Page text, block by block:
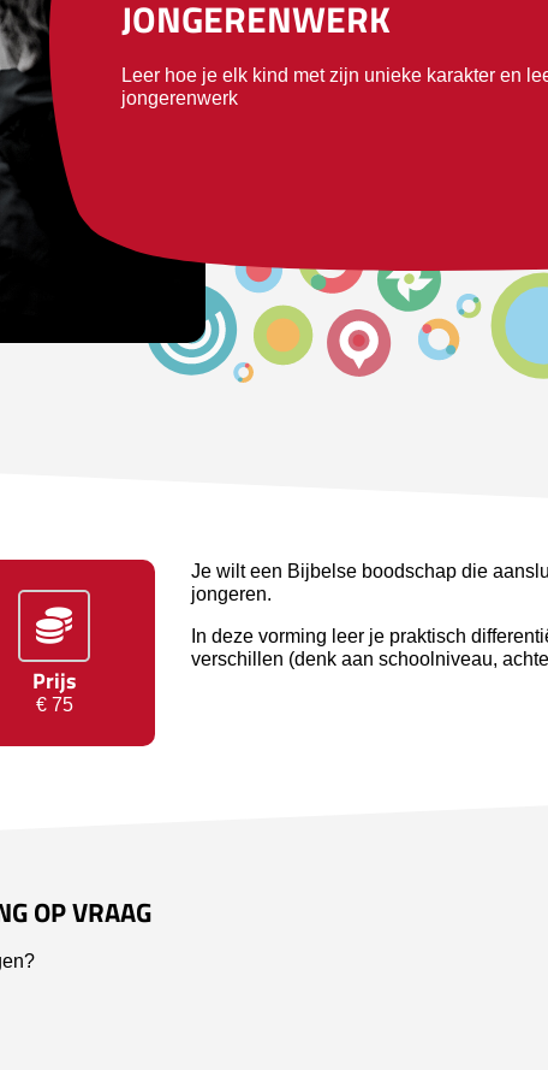
JONGERENWERK
Leer hoe je elk kind met zijn unieke karakter en
jongerenwerk
Prijs
€ 75
Je wilt een Bijbelse boodschap die
jongeren.
In deze vorming leer je praktisch
verschillen (denk aan schoolniveau,
OP VRAAG